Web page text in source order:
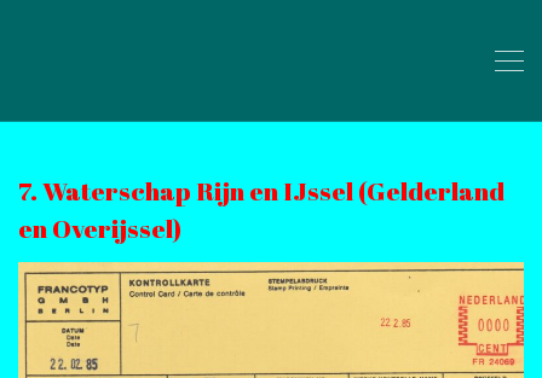
7. Waterschap Rijn en IJssel (Gelderland
en Overijssel)